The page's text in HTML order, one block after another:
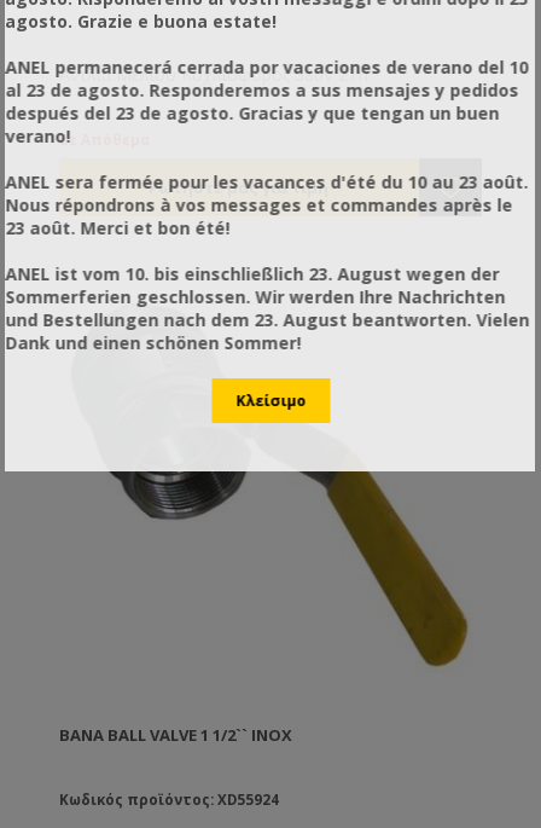
Αντλία Μελιού Κοχλιοφόρος 380V 2Tn
Σε Απόθεμα
ΒΆΝΑ BALL VALVE 1 1/2`` ΙΝΟΧ
Κωδικός προϊόντος: XD55924
agosto. Grazie e buona estate!
ANEL permanecerá cerrada por vacaciones de verano del 10
al 23 de agosto. Responderemos a sus mensajes y pedidos
después del 23 de agosto. Gracias y que tengan un buen
verano!
ANEL sera fermée pour les vacances d'été du 10 au 23 août.
Nous répondrons à vos messages et commandes après le
23 août. Merci et bon été!
ANEL ist vom 10. bis einschließlich 23. August wegen der
Sommerferien geschlossen. Wir werden Ihre Nachrichten
und Bestellungen nach dem 23. August beantworten. Vielen
Dank und einen schönen Sommer!